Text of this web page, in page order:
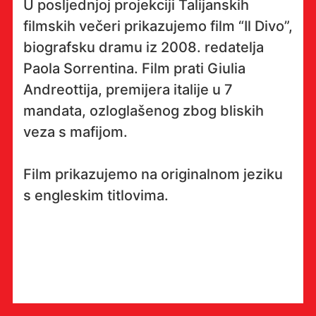
U posljednjoj projekciji Talijanskih
filmskih večeri prikazujemo film “Il Divo”,
biografsku dramu iz 2008. redatelja
Paola Sorrentina. Film prati Giulia
Andreottija, premijera italije u 7
mandata, ozloglašenog zbog bliskih
veza s mafijom.
Film prikazujemo na originalnom jeziku
s engleskim titlovima.